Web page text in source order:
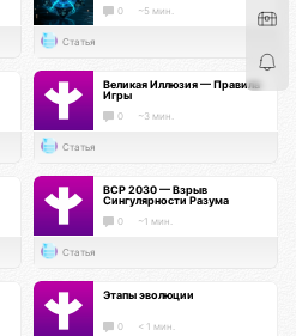
0 ~5 мин.
Статья
Великая Иллюзия — Правила
Игры
0 ~3 мин.
Статья
ВСР 2030 — Взрыв
Сингулярности Разума
0 ~1 мин.
Статья
Этапы эволюции
0 < 1 мин.